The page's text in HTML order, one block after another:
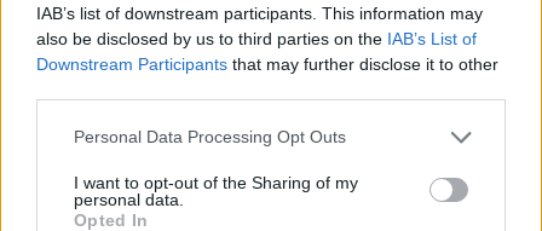
IAB’s list of downstream participants. This information may
also be disclosed by us to third parties on the IAB’s List of
Downstream Participants that may further disclose it to other
Personal Data Processing Opt Outs
I want to opt-out of the Sharing of my
personal data.
Opted In